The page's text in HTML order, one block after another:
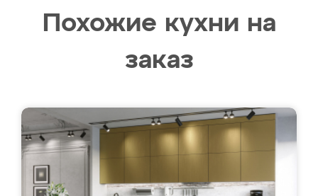
Похожие кухни на
заказ